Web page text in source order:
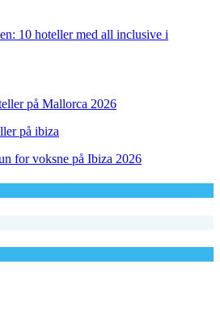
10 hoteller med all inclusive i
på Mallorca 2026
for voksne på Ibiza 2026